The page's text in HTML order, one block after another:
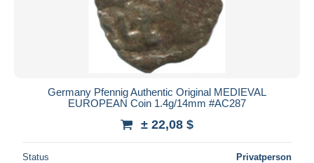
Germany Pfennig Authentic Original MEDIEVAL
EUROPEAN Coin 1.4g/14mm #AC287
± 22,08 $
Status Privatperson